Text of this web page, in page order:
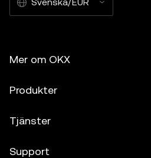
Mer om OKX
Produkter
Tjänster
Support